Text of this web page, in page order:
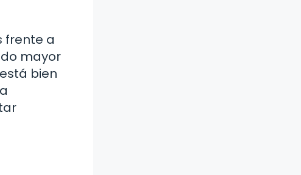
frente a
mayor
bien